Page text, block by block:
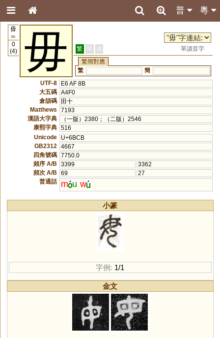
粵
普
毋
80
0
(4)
毋 繁 簡 港
單讀音字
繁簡對應
繁
簡
UTF-8
E6 AF 8B
大五碼 A4F0
倉頡碼
田十
Matthews
7193
漢語大字典
（一版）2380；（二版）2546
康熙字典 516
Unicode
U+6BCB
GB2312
4667
四角號碼 7750.0
頻序 A/B
3399
3362
頻次 A/B
69
27
普通話
m u w
小篆
字例: 1/1
金文